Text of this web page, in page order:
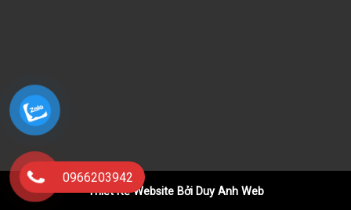
0966203942
Thiết Kế Website Bởi Duy Anh Web